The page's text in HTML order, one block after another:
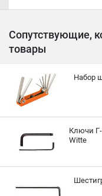
Сопутствующие,
товары
Набор
Ключи
Witte